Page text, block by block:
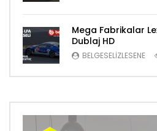
Mega Fabrikalar
Dublaj HD
BELGESELIZLESENE